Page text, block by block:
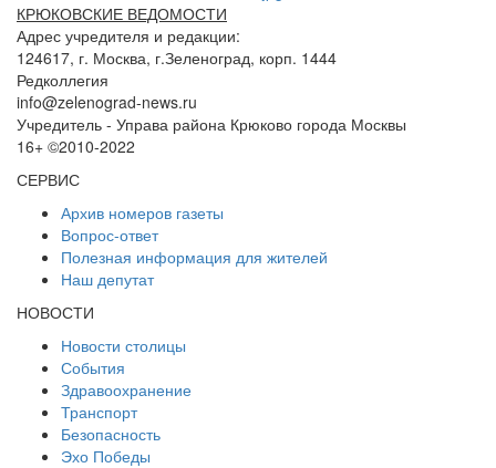
КРЮКОВСКИЕ ВЕДОМОСТИ
Адрес учредителя и редакции:
124617, г. Москва, г.Зеленоград, корп. 1444
Редколлегия
info@zelenograd-news.ru
Учредитель - Управа района Крюково города Москвы
16+ ©2010-2022
СЕРВИС
Архив номеров газеты
Вопрос-ответ
Полезная информация для жителей
Наш депутат
НОВОСТИ
Новости столицы
События
Здравоохранение
Транспорт
Безопасность
Эхо Победы